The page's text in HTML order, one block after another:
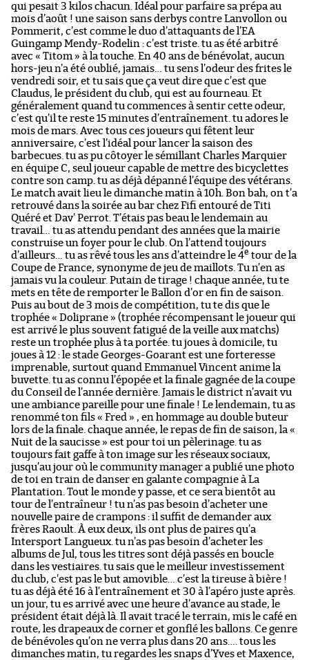
qui pesait 3 kilos chacun. Idéal pour parfaire sa prépa au
mois d’août ! une saison sans derbys contre Lanvollon ou
Pommerit, c’est comme le duo d’attaquants de l’EA
Guingamp Mendy-Rodelin : c’est triste. tu as été arbitré
avec « Titom » à la touche. En 40 ans de bénévolat, aucun
hors-jeu n’a été oublié, jamais… tu sens l’odeur des frites le
vendredi soir, et tu sais que ça veut dire que c’est que
Claudus, le président du club, qui est au fourneau. Et
généralement quand tu commences à sentir cette odeur,
c’est qu’il te reste 15 minutes d’entraînement. tu adores le
mois de mars. Avec tous ces joueurs qui fêtent leur
anniversaire, c’est l’idéal pour lancer la saison des
barbecues. tu as pu côtoyer le sémillant Charles Marquier
en équipe C, seul joueur capable de mettre des bicyclettes
contre son camp. tu as déjà dépanné l’équipe des vétérans.
Le match avait lieu le dimanche matin à 10h. Bon bah, on t’a
retrouvé dans la soirée au bar chez Fifi entouré de Titi
Quéré et Dav’ Perrot. T’étais pas beau le lendemain au
travail… tu as attendu pendant des années que la mairie
construise un foyer pour le club. On l’attend toujours
d’ailleurs… tu as rêvé tous les ans d’atteindre le 4e tour de la
Coupe de France, synonyme de jeu de maillots. Tu n’en as
jamais vu la couleur. Putain de tirage ! chaque année, tu te
mets en tête de remporter le Ballon d’or en fin de saison.
Puis au bout de 3 mois de compétition, tu te dis que le
trophée « Doliprane » (trophée récompensant le joueur qui
est arrivé le plus souvent fatigué de la veille aux matchs)
reste un trophée plus à ta portée. tu joues à domicile, tu
joues à 12 : le stade Georges-Goarant est une forteresse
imprenable, surtout quand Emmanuel Vincent anime la
buvette. tu as connu l’épopée et la finale gagnée de la coupe
du Conseil de l’année dernière. Jamais le district n’avait vu
une ambiance pareille pour une finale ! Le lendemain, tu as
renommé ton fils « Fred » , en hommage au double buteur
lors de la finale. chaque année, le repas de fin de saison, la «
Nuit de la saucisse » est pour toi un pèlerinage. tu as
toujours fait gaffe à ton image sur les réseaux sociaux,
jusqu’au jour où le community manager a publié une photo
de toi en train de danser en galante compagnie à La
Plantation. Tout le monde y passe, et ce sera bientôt au
tour de l’entraîneur ! tu n’as pas besoin d’acheter une
nouvelle paire de crampons : il suffit de demander aux
frères Raoult. À eux deux, ils ont plus de paires qu’a
Intersport Langueux. tu n’as pas besoin d’acheter les
albums de Jul, tous les titres sont déjà passés en boucle
dans les vestiaires. tu sais que le meilleur investissement
du club, c’est pas le but amovible… c’est la tireuse à bière !
tu as déjà été 16 à l’entraînement et 30 à l’apéro juste après.
un jour, tu es arrivé avec une heure d’avance au stade, le
président était déjà là. Il avait tracé le terrain, mis le café en
route, les drapeaux de corner et gonflé les ballons. Ce genre
de bénévoles qu’on ne verra plus dans 20 ans…. tous les
dimanches matin, tu regardes les snaps d’Yves et Maxence,